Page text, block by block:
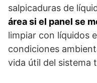
salpicaduras de
área si el panel se
limpiar con líquidos
condiciones
vida útil del sistema